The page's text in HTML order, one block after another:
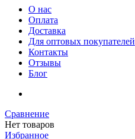
О нас
Оплата
Доставка
Для оптовых покупателей
Контакты
Отзывы
Блог
Сравнение
Нет товаров
Избранное